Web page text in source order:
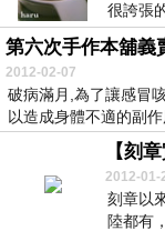
很誇張
只不...
第六次手作本舖義
2012-02-07
破病滿月,為了讓感冒
以造成身體不適的副作
【刻
2012-01-
刻章以
陸都有